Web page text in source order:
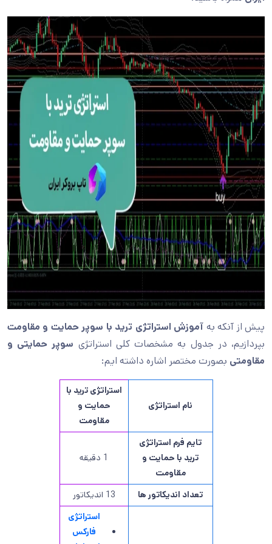
پیش از آنکه به آموزش استراتژی ترید با سوپر حمایت و مقاومت
بپردازیم، در جدول به مشخصات کلی استراتژی سوپر حمایتی و
مقاومتی بصورت مختصر اشاره داشته ایم:
نام استراتژی
استراتژی ترید با
حمایت و
مقاومت
تایم فرم استراتژی
ترید با حمایت و
مقاومت
1 دقیقه
تعداد اندیکاتور ها
13 اندیکاتور
استراتژی
فارکس